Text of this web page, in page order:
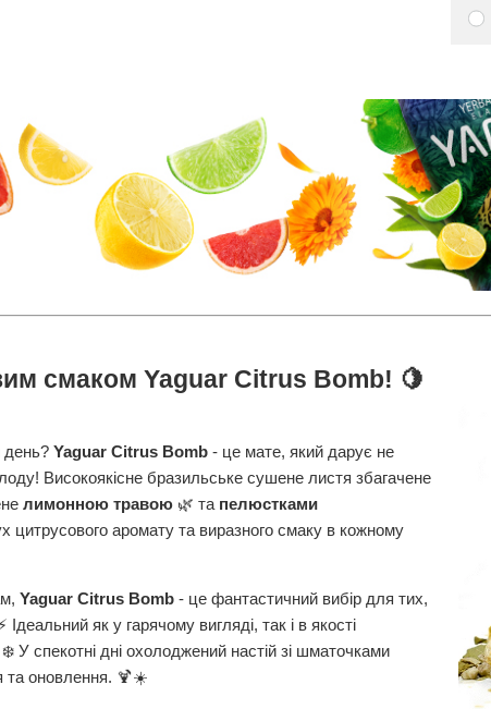
смаком Yaguar Citrus Bomb! 🍋
день? Yaguar Citrus Bomb - це мате, який дарує не
Високоякісне бразильське сушене листя збагачене
лимонною травою 🌿 та пелюстками
цитрусового аромату та виразного смаку в кожному
Yaguar Citrus Bomb - це фантастичний вибір для тих,
Ідеальний як у гарячому вигляді, так і в якості
❄️ У спекотні дні охолоджений настій зі шматочками
та оновлення. 🍹☀️